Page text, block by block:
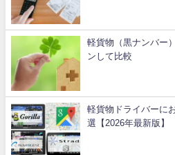
軽貨物（黒ナンバー
ンして比較
軽貨物ドライバーに
選【2026年最新版】